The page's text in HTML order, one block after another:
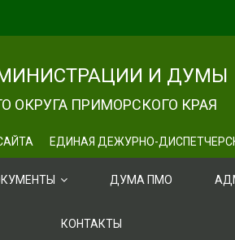
И ДУМЫ
ОКРУГА ПРИМОРСКОГО КРАЯ
ЕДИНАЯ ДЕЖУРНО-
ДУМА ПМО
КОНТАКТЫ